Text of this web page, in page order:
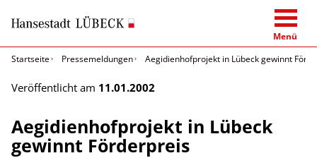
Menü
Startseite
Pressemeldungen Aegidienhofprojekt in Lübeck gewinnt
Veröffentlicht am 11.01.2002
Aegidienhofprojekt in Lübeck
gewinnt Förderpreis